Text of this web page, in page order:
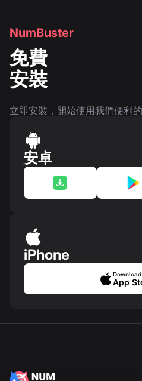
NumBuster
免費
安裝
立即安裝，開始使用我們便利
安卓
iPhone
App